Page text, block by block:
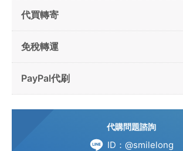
代買轉寄
免稅轉運
PayPal代刷
代購問題諮詢
ID：@smilelong